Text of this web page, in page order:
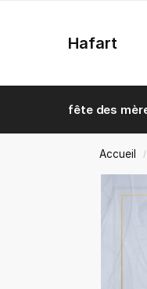
Hafart
fête des
Accueil /